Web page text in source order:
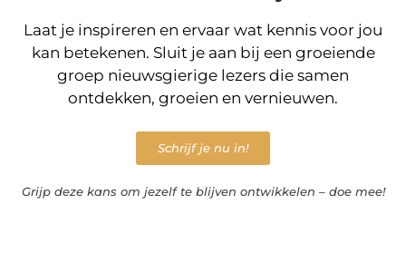
Laat je inspireren en ervaar wat kennis voor jou
kan betekenen. Sluit je aan bij een groeiende
groep nieuwsgierige lezers die samen
ontdekken, groeien en vernieuwen.
Schrijf je nu in!
Grijp deze kans om jezelf te blijven ontwikkelen – doe mee!